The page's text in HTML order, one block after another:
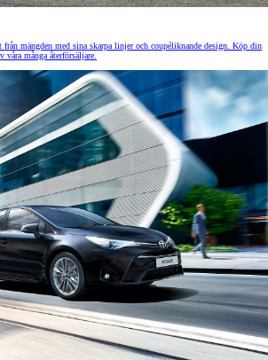
mängden med sina skarpa linjer och coupéliknande design. Köp din
våra många återförsäljare.